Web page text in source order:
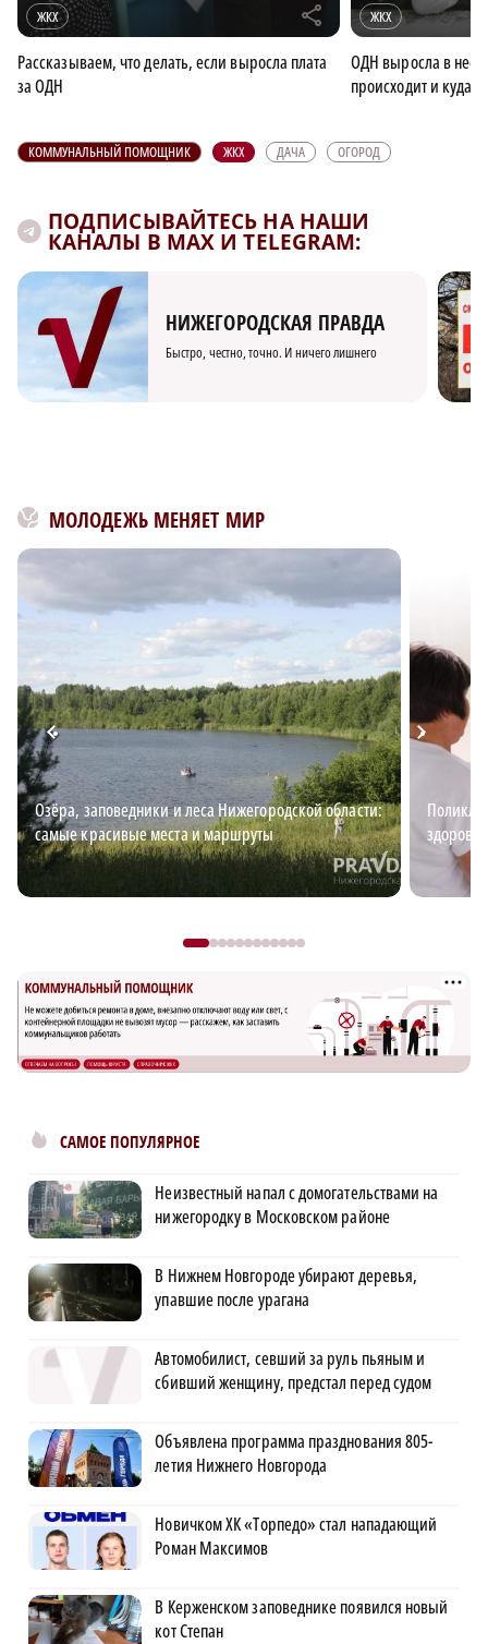
ЖКХ r
Рассказываем, что делать, если выросла плата
за ОДН
ЖКХ
ОДН выросла в
происходит и куда
КОММУНАЛЬНЫЙ ПОМОЩНИК ЖКХ ДАЧА ОГОРОД
ПОДПИСЫВАЙТЕСЬ НА НАШИ
КАНАЛЫ В MAX И TELEGRAM:
НИЖЕГОРОДСКАЯ ПРАВДА
Быстро, честно, точно. И ничего лишнего
МОЛОДЕЖЬ МЕНЯЕТ МИР
Озёра, заповедники и леса Нижегородской области:
самые красивые места и маршруты
САМОЕ ПОПУЛЯРНОЕ
Неизвестный напал с домогательствами на
нижегородку в Московском районе
В Нижнем Новгороде убирают деревья,
упавшие после урагана
Автомобилист, севший за руль пьяным и
сбивший женщину, предстал перед судом
Объявлена программа празднования 805-
летия Нижнего Новгорода
Новичком ХК «Торпедо» стал нападающий
Роман Максимов
В Керженском заповеднике появился новый
кот Степан